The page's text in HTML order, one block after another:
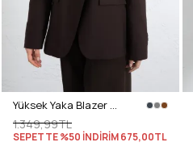
Yüksek Yaka Blazer Ceket 269013 - KAHVERENGİ
1.349,99TL
SEPETTE %50 İNDİRİM675,00TL